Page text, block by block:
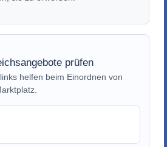
prüfen
helfen beim Einordnen von